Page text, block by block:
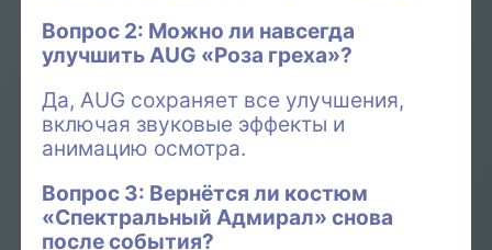
Вопрос 2: Можно ли навсегда
улучшить AUG «Роза греха»?
Да, AUG сохраняет все улучшения,
включая звуковые эффекты и
анимацию осмотра.
Вопрос 3: Вернётся ли костюм
«Спектральный Адмирал» снова
после события?